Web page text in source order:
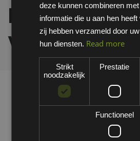
Emma Bari
deze kunnen combineren
informatie die u aan hen
zij hebben verzameld door
hun diensten. Read more
Strikt
noodzakelijk
Prestatie
Functioneel